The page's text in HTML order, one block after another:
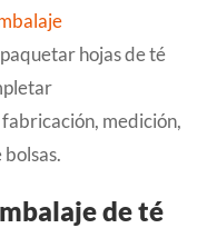
hojas de té
medición,
de té